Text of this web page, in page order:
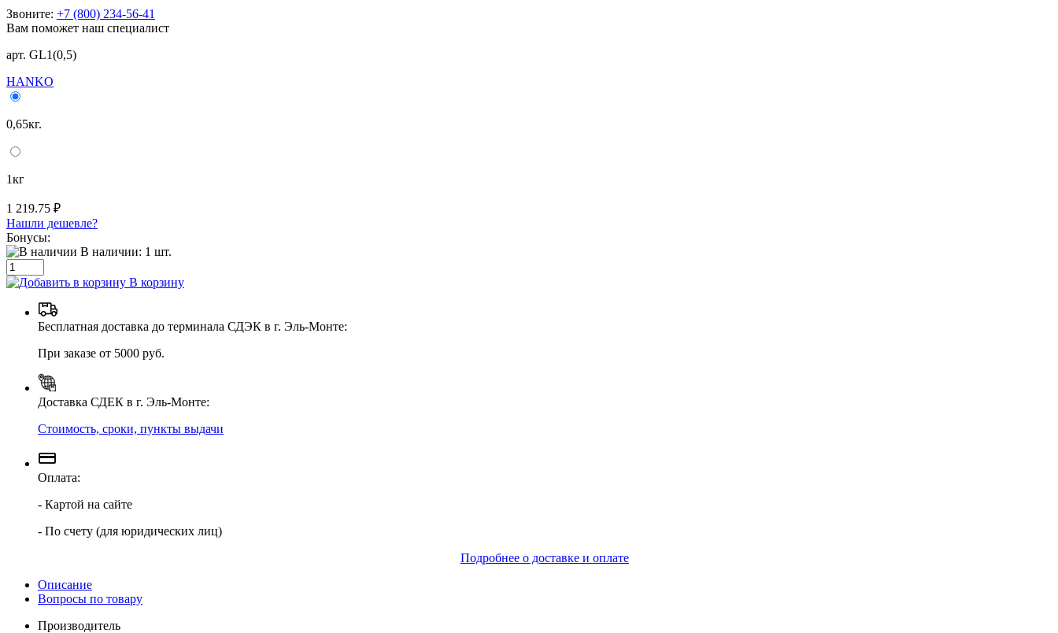
Звоните: +7 (800) 234-56-41
Вам поможет наш специалист
арт. GL1(0,5)
HANKO
0,65кг.
1кг
1 219.75 ₽
Нашли дешевле?
Бонусы:
В наличии: 1 шт.
В корзину
Бесплатная доставка до терминала СДЭК в г. Эль-Монте:
При заказе от 5000 руб.
Доставка СДЕК в г. Эль-Монте:
Стоимость, сроки, пункты выдачи
Оплата:
- Картой на сайте
- По счету (для юридических лиц)
Подробнее о доставке и оплате
Описание
Вопросы по товару
Производитель